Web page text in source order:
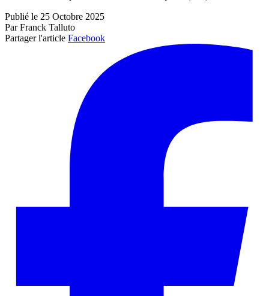
Publié le 25 Octobre 2025
Par Franck Talluto
Partager l'article Facebook